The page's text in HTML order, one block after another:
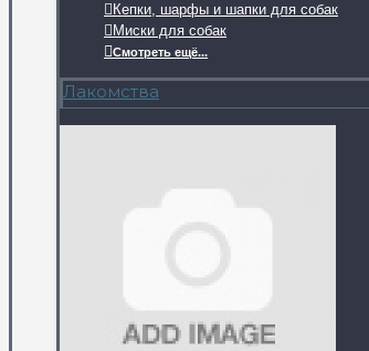
Кепки, шарфы и шапки для собак
Миски для собак
Смотреть ещё...
Лакомства